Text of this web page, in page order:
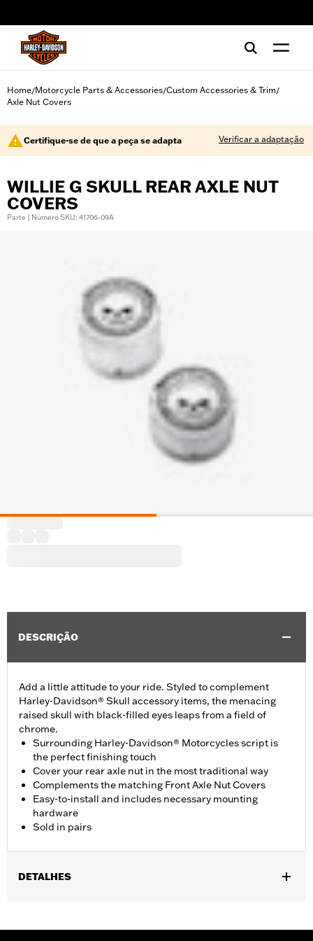
Home/Motorcycle Parts & Accessories/Custom Accessories & Trim/
Axle Nut Covers
Certifique-se de que a peça se adapta Verificar a adaptação
WILLIE G SKULL REAR AXLE NUT
COVERS
Parte | Número SKU: 41706-09A
DESCRIÇÃO
Add a little attitude to your ride. Styled to complement
Harley-Davidson® Skull accessory items, the menacing
raised skull with black-filled eyes leaps from a field of
chrome.
Surrounding Harley-Davidson® Motorcycles script is
the perfect finishing touch
Cover your rear axle nut in the most traditional way
Complements the matching Front Axle Nut Covers
Easy-to-install and includes necessary mounting
hardware
Sold in pairs
DETALHES